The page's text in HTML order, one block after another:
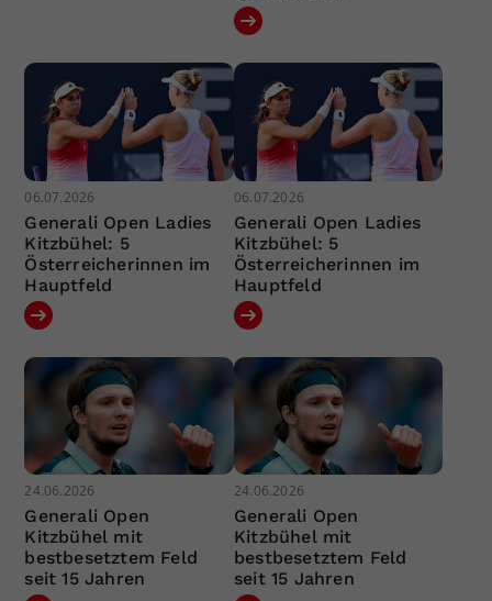
06.07.2026
Generali Open Ladies
Kitzbühel: 5
Österreicherinnen im
Hauptfeld
06.07.2026
Generali Open Ladies
Kitzbühel: 5
Österreicherinnen im
Hauptfeld
24.06.2026
Generali Open
Kitzbühel mit
bestbesetztem Feld
seit 15 Jahren
24.06.2026
Generali Open
Kitzbühel mit
bestbesetztem Feld
seit 15 Jahren